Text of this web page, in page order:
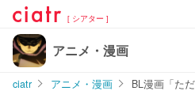
[ シアター ]
アニメ・漫画
ciatr アニメ・漫画
BL漫画「た